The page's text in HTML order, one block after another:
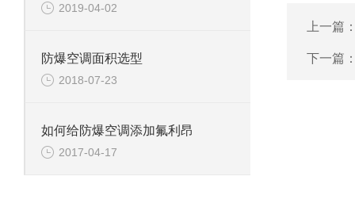
2019-04-02
防爆空调面积选型
2018-07-23
如何给防爆空调添加氟利昂
2017-04-17
上一篇
下一篇